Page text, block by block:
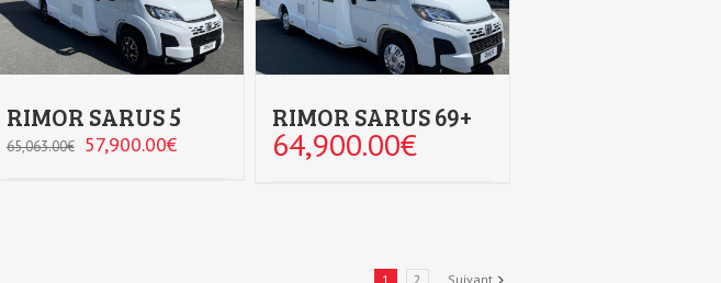
RIMOR SARUS 5
65,063.00€ 57,900.00€
RIMOR SARUS 69+
64,900.00€
1 2 Suivant